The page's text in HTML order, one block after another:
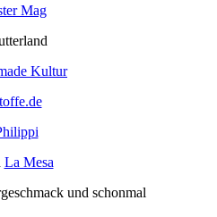
Mag
Kultur
La Mesa
und schonmal